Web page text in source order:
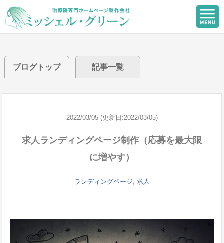
ブログトップ 記事一覧
2022/03/05 (更新日:2022/03/05)
求人ランディングページ制作（応募を最大限
に増やす）
ランディングページ, 求人